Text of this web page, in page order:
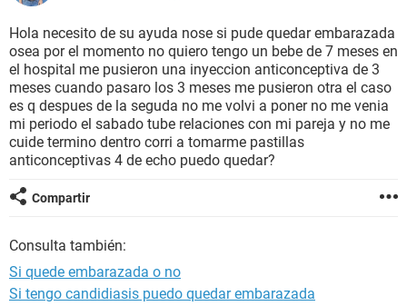
BIENESTAR
SEXUALIDAD
GLOSARIO
Hola necesito de su ayuda nose si pude quedar embarazada
osea por el momento no quiero tengo un bebe de 7 meses en
el hospital me pusieron una inyeccion anticonceptiva de 3
meses cuando pasaro los 3 meses me pusieron otra el caso
es q despues de la seguda no me volvi a poner no me venia
mi periodo el sabado tube relaciones con mi pareja y no me
cuide termino dentro corri a tomarme pastillas
anticonceptivas 4 de echo puedo quedar?
Compartir
Consulta también:
Si quede embarazada o no
Si tengo candidiasis puedo quedar embarazada